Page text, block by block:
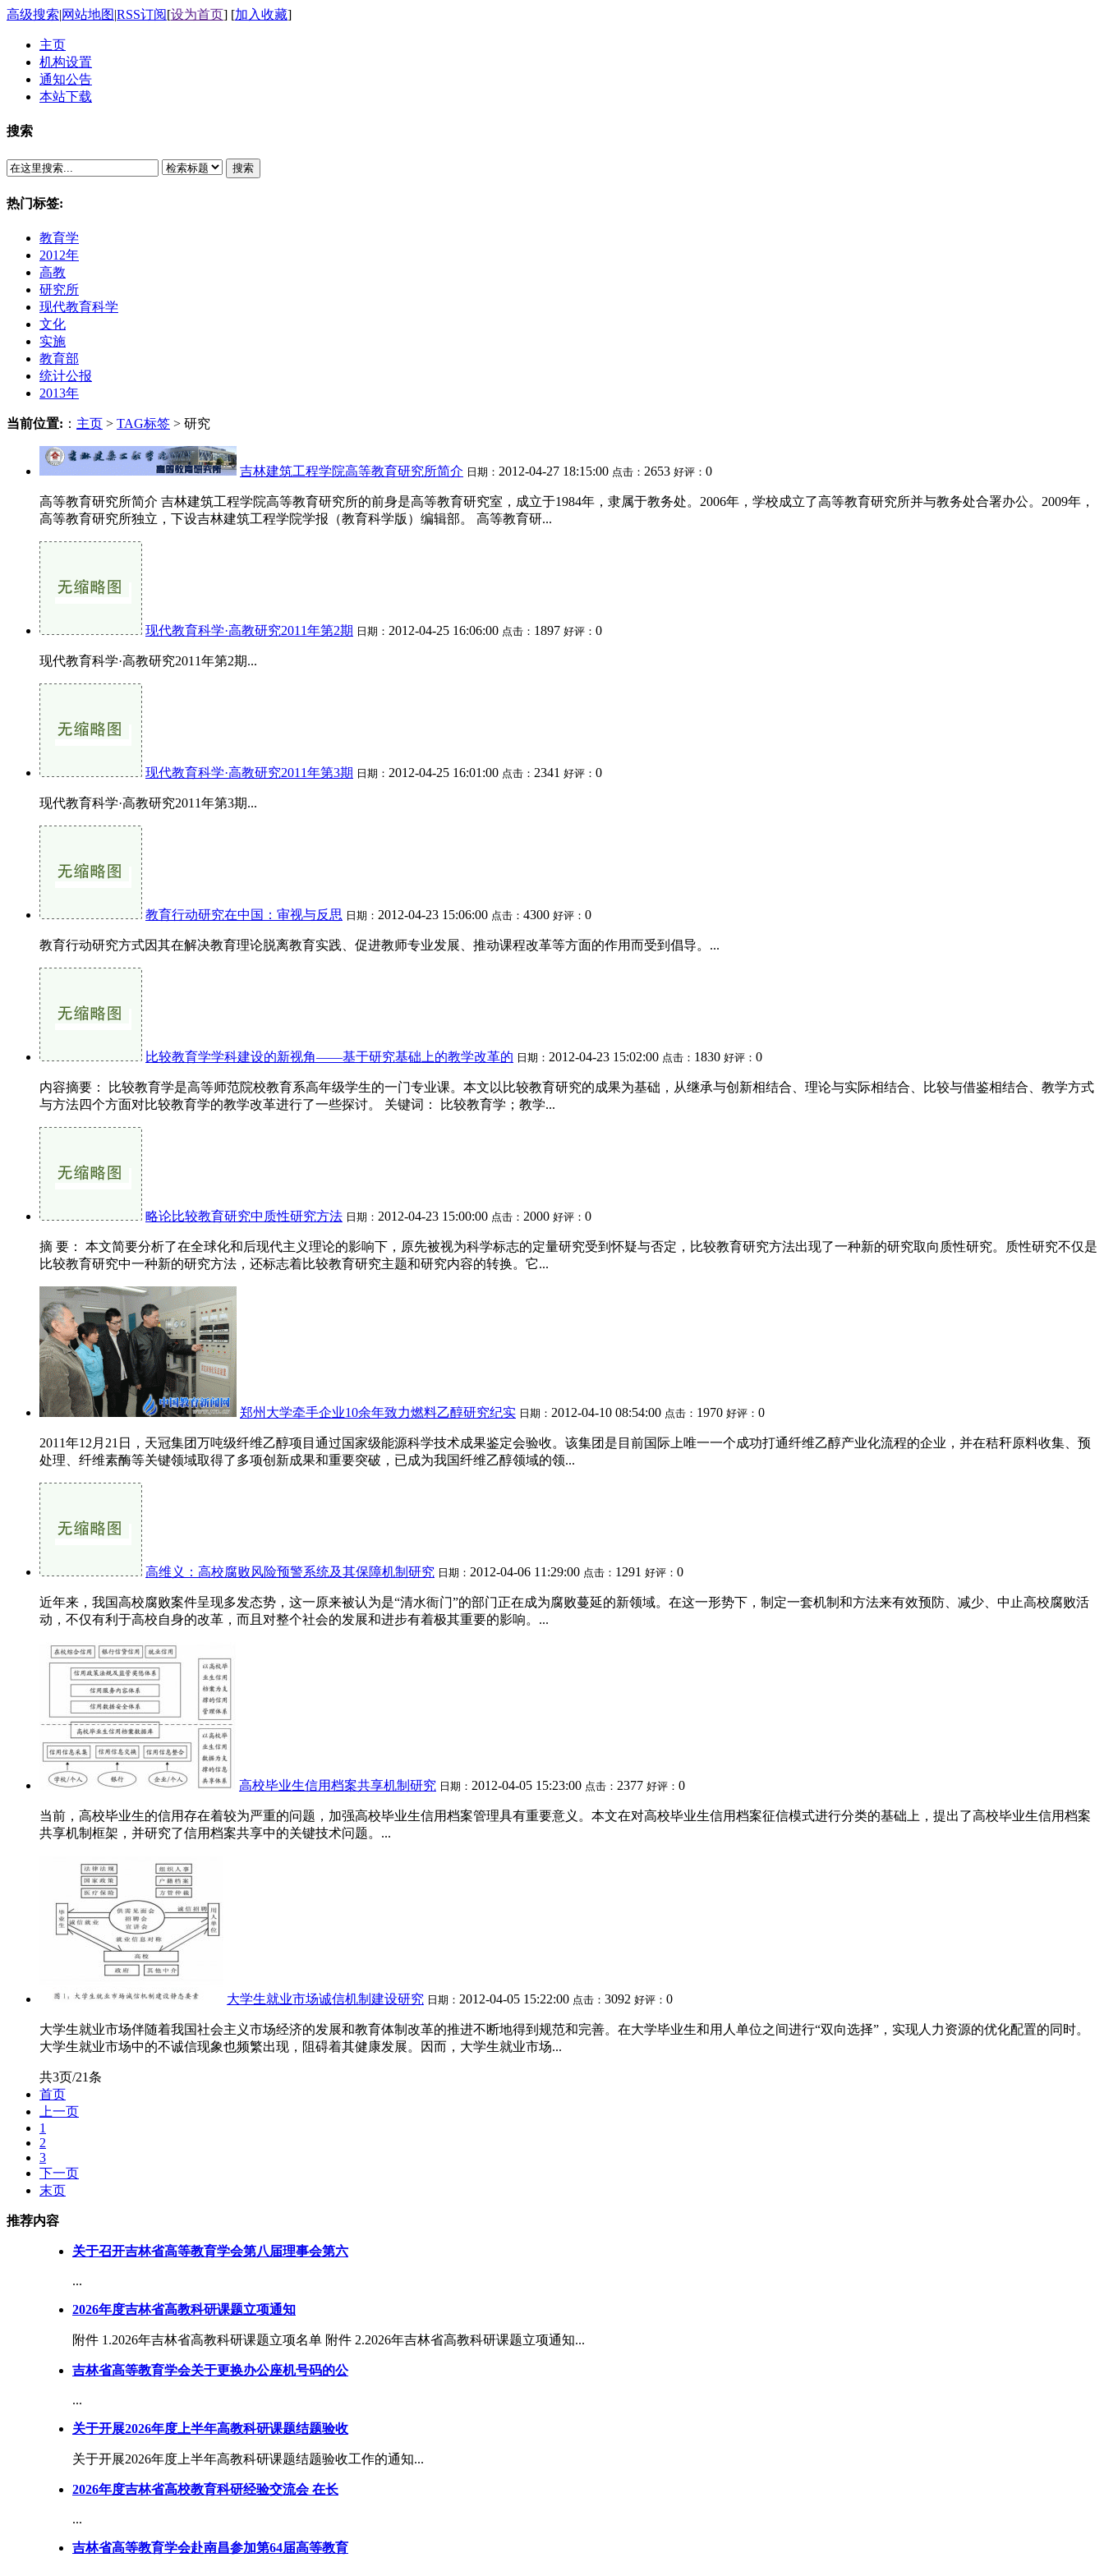
高级搜索|网站地图|RSS订阅[设为首页] [加入收藏]
主页
机构设置
通知公告
本站下载
搜索
搜索
热门标签:
教育学
2012年
高教
研究所
现代教育科学
文化
实施
教育部
统计公报
2013年
当前位置: ： 主页 > TAG标签 > 研究
吉林建筑工程学院高等教育研究所简介 日期： 2012-04-27 18:15:00 点击： 2653 好评： 0
高等教育研究所简介 吉林建筑工程学院高等教育研究所的前身是高等教育研究室，成立于1984年，隶属于教务处。2006年，学校成立了高等教育研究所并与教务处合署办公。2009年，
高等教育研究所独立，下设吉林建筑工程学院学报（教育科学版）编辑部。 高等教育研...
现代教育科学·高教研究2011年第2期 日期： 2012-04-25 16:06:00 点击： 1897 好评： 0
现代教育科学·高教研究2011年第2期...
现代教育科学·高教研究2011年第3期 日期： 2012-04-25 16:01:00 点击： 2341 好评： 0
现代教育科学·高教研究2011年第3期...
教育行动研究在中国：审视与反思 日期： 2012-04-23 15:06:00 点击： 4300 好评： 0
教育行动研究方式因其在解决教育理论脱离教育实践、促进教师专业发展、推动课程改革等方面的作用而受到倡导。...
比较教育学学科建设的新视角——基于研究基础上的教学改革的 日期： 2012-04-23 15:02:00 点击： 1830 好评： 0
内容摘要： 比较教育学是高等师范院校教育系高年级学生的一门专业课。本文以比较教育研究的成果为基础，从继承与创新相结合、理论与实际相结合、比较与借鉴相结合、教学方式
与方法四个方面对比较教育学的教学改革进行了一些探讨。 关键词： 比较教育学；教学...
略论比较教育研究中质性研究方法 日期： 2012-04-23 15:00:00 点击： 2000 好评： 0
摘 要： 本文简要分析了在全球化和后现代主义理论的影响下，原先被视为科学标志的定量研究受到怀疑与否定，比较教育研究方法出现了一种新的研究取向质性研究。质性研究不仅是
比较教育研究中一种新的研究方法，还标志着比较教育研究主题和研究内容的转换。它...
郑州大学牵手企业10余年致力燃料乙醇研究纪实 日期： 2012-04-10 08:54:00 点击： 1970 好评： 0
2011年12月21日，天冠集团万吨级纤维乙醇项目通过国家级能源科学技术成果鉴定会验收。该集团是目前国际上唯一一个成功打通纤维乙醇产业化流程的企业，并在秸秆原料收集、预
处理、纤维素酶等关键领域取得了多项创新成果和重要突破，已成为我国纤维乙醇领域的领...
高维义：高校腐败风险预警系统及其保障机制研究 日期： 2012-04-06 11:29:00 点击： 1291 好评： 0
近年来，我国高校腐败案件呈现多发态势，这一原来被认为是“清水衙门”的部门正在成为腐败蔓延的新领域。在这一形势下，制定一套机制和方法来有效预防、减少、中止高校腐败活
动，不仅有利于高校自身的改革，而且对整个社会的发展和进步有着极其重要的影响。...
高校毕业生信用档案共享机制研究 日期： 2012-04-05 15:23:00 点击： 2377 好评： 0
当前，高校毕业生的信用存在着较为严重的问题，加强高校毕业生信用档案管理具有重要意义。本文在对高校毕业生信用档案征信模式进行分类的基础上，提出了高校毕业生信用档案
共享机制框架，并研究了信用档案共享中的关键技术问题。...
大学生就业市场诚信机制建设研究 日期： 2012-04-05 15:22:00 点击： 3092 好评： 0
大学生就业市场伴随着我国社会主义市场经济的发展和教育体制改革的推进不断地得到规范和完善。在大学毕业生和用人单位之间进行“双向选择”，实现人力资源的优化配置的同时。
大学生就业市场中的不诚信现象也频繁出现，阻碍着其健康发展。因而，大学生就业市场...
共3页/21条
首页
上一页
1
2
3
下一页
末页
推荐内容
关于召开吉林省高等教育学会第八届理事会第六
...
2026年度吉林省高教科研课题立项通知
附件 1.2026年吉林省高教科研课题立项名单 附件 2.2026年吉林省高教科研课题立项通知...
吉林省高等教育学会关于更换办公座机号码的公
...
关于开展2026年度上半年高教科研课题结题验收
关于开展2026年度上半年高教科研课题结题验收工作的通知...
2026年度吉林省高校教育科研经验交流会 在长
...
吉林省高等教育学会赴南昌参加第64届高等教育